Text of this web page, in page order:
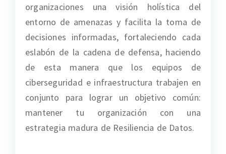
organizaciones una visión holística del
entorno de amenazas y facilita la toma de
decisiones informadas, fortaleciendo cada
eslabón de la cadena de defensa, haciendo
de esta manera que los equipos de
ciberseguridad e infraestructura trabajen en
conjunto para lograr un objetivo común:
mantener tu organización con una
estrategia madura de Resiliencia de Datos.